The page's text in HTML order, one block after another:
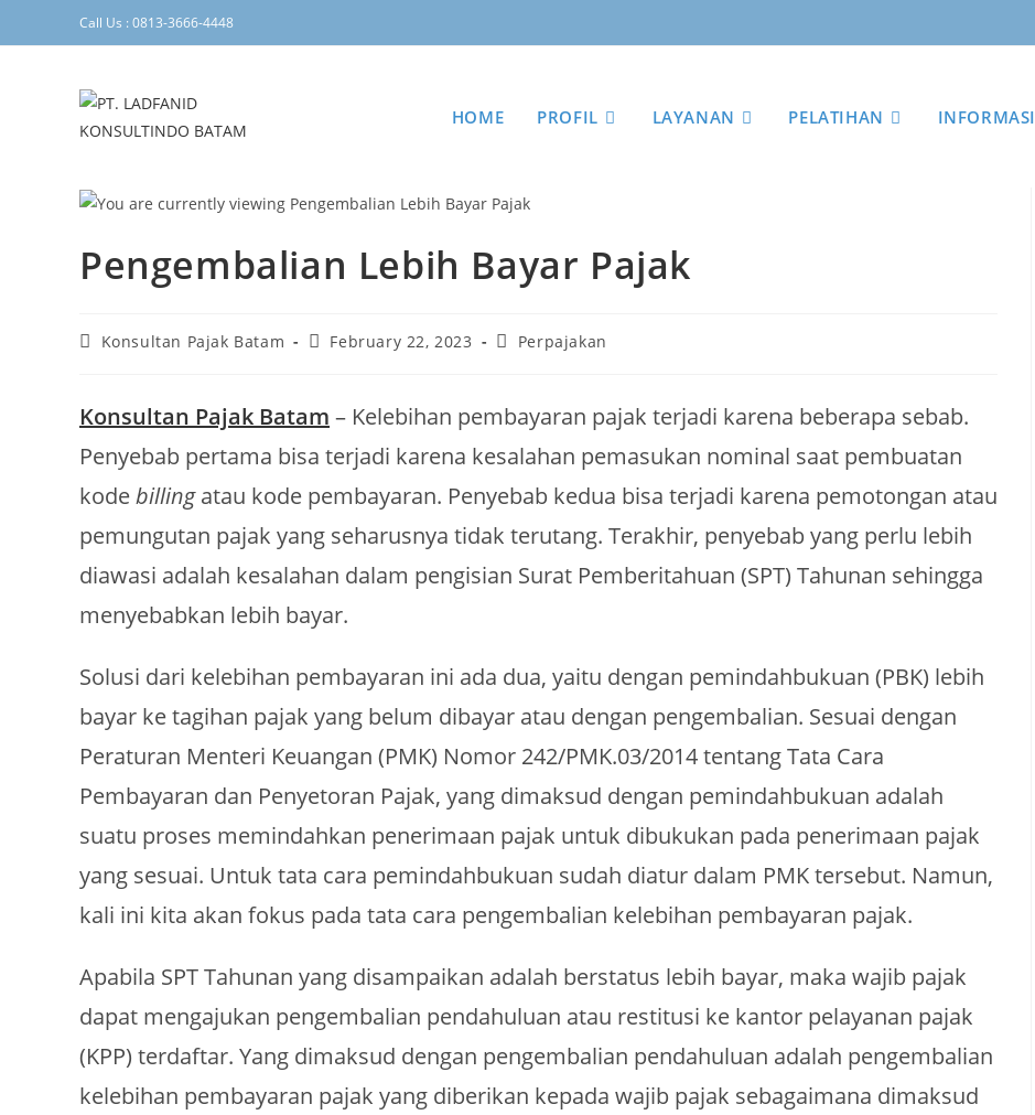
Call Us : 0813-3666-4448
HOME PROFIL LAYANAN PELATIHAN INFORMASI
Pengembalian Lebih Bayar Pajak
Konsultan Pajak Batam February 22, 2023 Perpajakan
Konsultan Pajak Batam – Kelebihan pembayaran pajak terjadi karena beberapa sebab.
Penyebab pertama bisa terjadi karena kesalahan pemasukan nominal saat pembuatan
kodebillingatau kode pembayaran. Penyebab kedua bisa terjadi karena pemotongan atau
pemungutan pajak yang seharusnya tidak terutang. Terakhir, penyebab yang perlu lebih
diawasi adalah kesalahan dalam pengisian Surat Pemberitahuan (SPT) Tahunan sehingga
menyebabkan lebih bayar.
Solusi dari kelebihan pembayaran ini ada dua, yaitu dengan pemindahbukuan (PBK) lebih
bayar ke tagihan pajak yang belum dibayar atau dengan pengembalian. Sesuai dengan
Peraturan Menteri Keuangan (PMK) Nomor 242/PMK.03/2014 tentang Tata Cara
Pembayaran dan Penyetoran Pajak, yang dimaksud dengan pemindahbukuan adalah
suatu proses memindahkan penerimaan pajak untuk dibukukan pada penerimaan pajak
yang sesuai. Untuk tata cara pemindahbukuan sudah diatur dalam PMK tersebut. Namun,
kali ini kita akan fokus pada tata cara pengembalian kelebihan pembayaran pajak.
Apabila SPT Tahunan yang disampaikan adalah berstatus lebih bayar, maka wajib pajak
dapat mengajukan pengembalian pendahuluan atau restitusi ke kantor pelayanan pajak
(KPP) terdaftar. Yang dimaksud dengan pengembalian pendahuluan adalah pengembalian
kelebihan pembayaran pajak yang diberikan kepada wajib pajak sebagaimana dimaksud